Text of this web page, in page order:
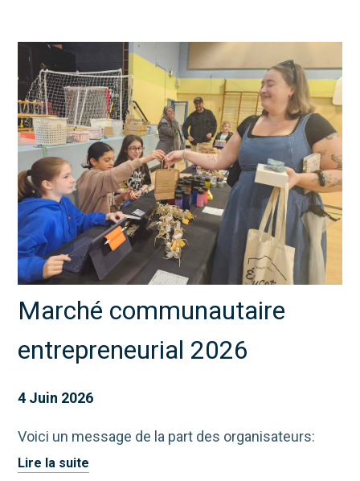
Marché communautaire
entrepreneurial 2026
4 Juin 2026
Voici un message de la part des organisateurs:
Lire la suite